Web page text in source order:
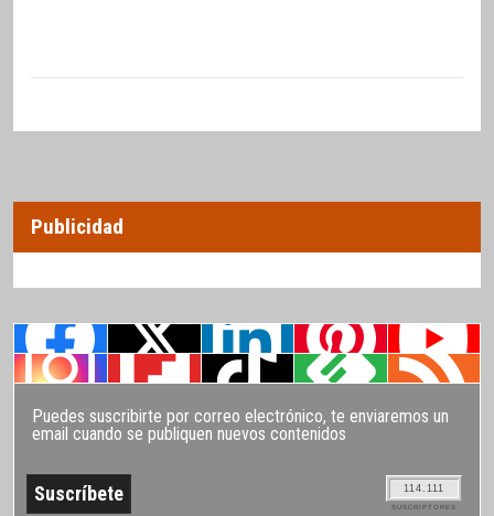
Publicidad
Puedes suscribirte por correo electrónico, te enviaremos un
email cuando se publiquen nuevos contenidos
114.111
SUSCRIPTORES